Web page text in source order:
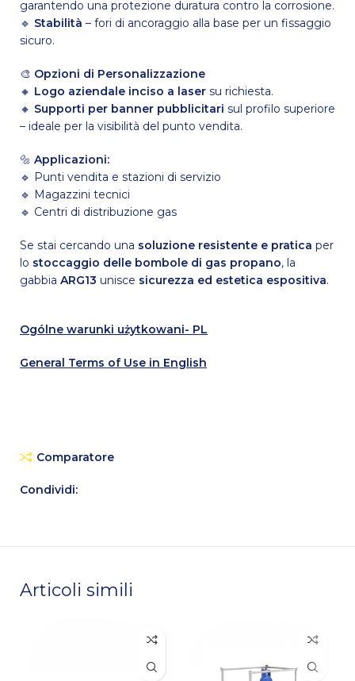
garantendo una protezione duratura contro la corrosione.
🔹 Stabilità – fori di ancoraggio alla base per un fissaggio
sicuro.
🎨 Opzioni di Personalizzazione
🔸 Logo aziendale inciso a laser su richiesta.
🔸 Supporti per banner pubblicitari sul profilo superiore
– ideale per la visibilità del punto vendita.
🔩Applicazioni:
🔹 Punti vendita e stazioni di servizio
🔹 Magazzini tecnici
🔹 Centri di distribuzione gas
Se stai cercando una soluzione resistente e pratica per
lo stoccaggio delle bombole di gas propano, la
gabbiaARG13 unisce sicurezza ed estetica espositiva.
Ogólne warunki użytkowani- PL
General Terms of Use in English
Comparatore
Condividi:
Articoli simili